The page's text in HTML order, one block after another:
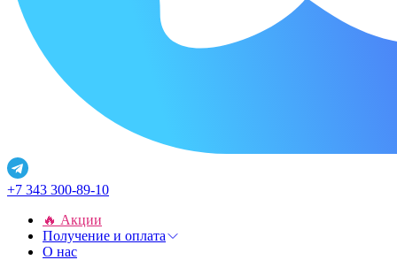
+7 343 300-89-10
🔥 Акции
Получение и оплата
О нас